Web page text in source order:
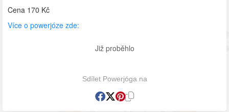
Cena 170 Kč
Více o powerjóze zde:
Již proběhlo
Sdílet Powerjóga na